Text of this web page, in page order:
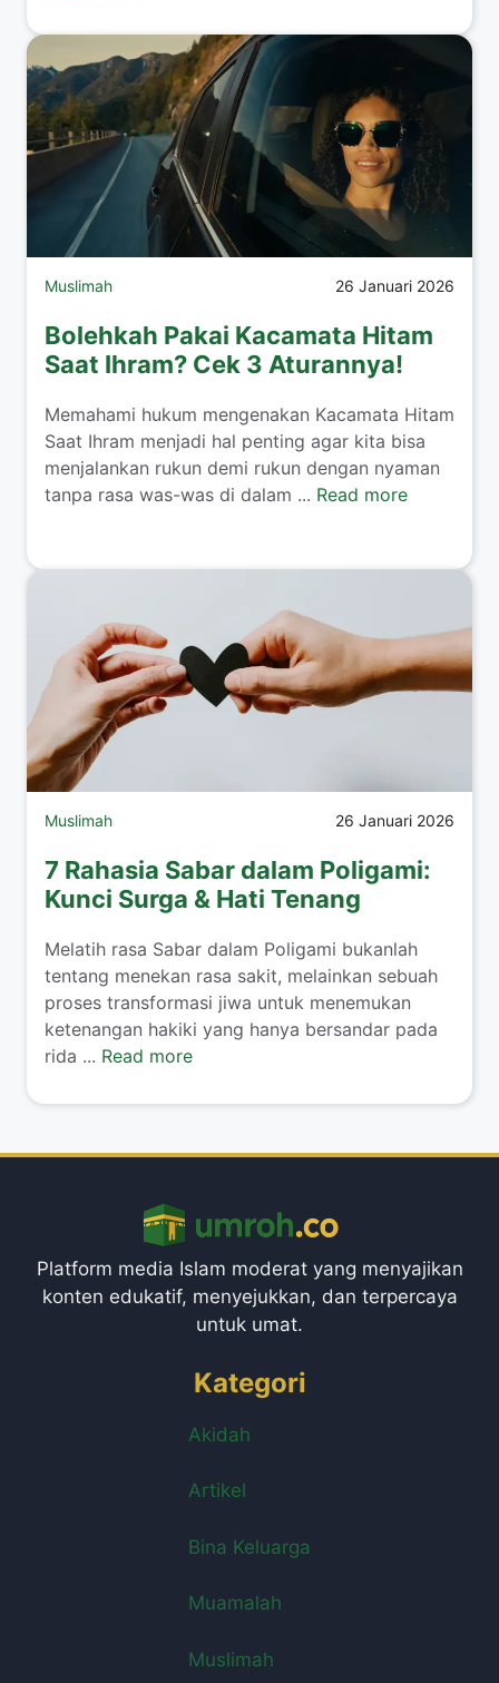
Muslimah 26 Januari 2026
Bolehkah Pakai Kacamata Hitam
Saat Ihram? Cek 3 Aturannya!
​Memahami hukum mengenakan Kacamata Hitam
Saat Ihram menjadi hal penting agar kita bisa
menjalankan rukun demi rukun dengan nyaman
tanpa rasa was-was di dalam ... Read more
Muslimah 26 Januari 2026
7 Rahasia Sabar dalam Poligami:
Kunci Surga & Hati Tenang
​Melatih rasa Sabar dalam Poligami bukanlah
tentang menekan rasa sakit, melainkan sebuah
proses transformasi jiwa untuk menemukan
ketenangan hakiki yang hanya bersandar pada
rida ... Read more
Platform media Islam moderat yang menyajikan
konten edukatif, menyejukkan, dan terpercaya
untuk umat.
Kategori
Akidah
Artikel
Bina Keluarga
Muamalah
Muslimah